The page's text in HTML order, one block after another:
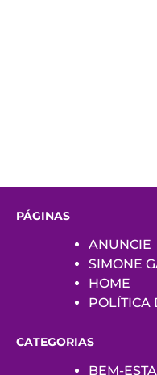
PÁGINAS
ANUNCIE
SIMONE
HOME
POLÍTICA
CATEGORIAS
BEM-